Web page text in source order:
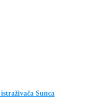
Sunca